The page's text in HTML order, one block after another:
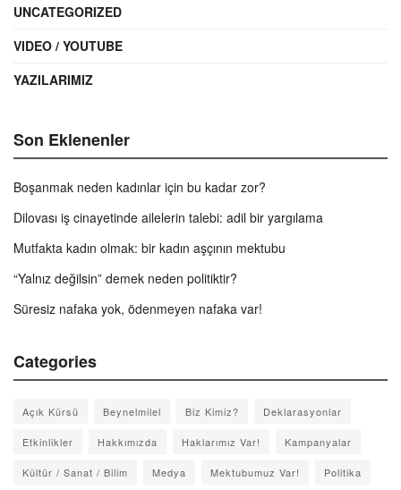
UNCATEGORIZED
VIDEO / YOUTUBE
YAZILARIMIZ
Son Eklenenler
Boşanmak neden kadınlar için bu kadar zor?
Dilovası iş cinayetinde ailelerin talebi: adil bir yargılama
Mutfakta kadın olmak: bir kadın aşçının mektubu
“Yalnız değilsin” demek neden politiktir?
Süresiz nafaka yok, ödenmeyen nafaka var!
Categories
Açık Kürsü Beynelmilel Biz Kimiz? Deklarasyonlar
Etkinlikler Hakkımızda Haklarımız Var! Kampanyalar
Kültür / Sanat / Bilim Medya Mektubumuz Var! Politika